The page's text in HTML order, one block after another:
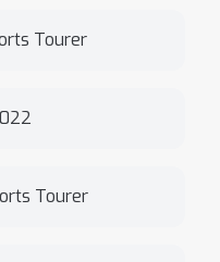
Tourer
Tourer